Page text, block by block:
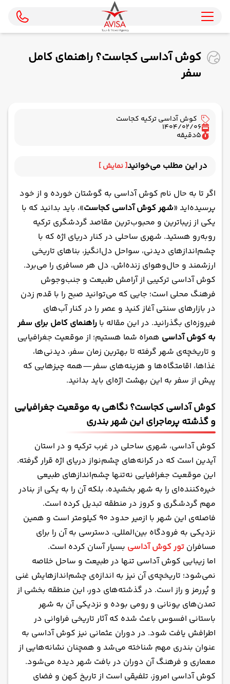
کوش آداسی کجاست؟ راهنمای کامل
سفر
کوش آداسی ترکیه کجاست
1404/02/06
5دقیقه
در این مطلب می‌خوانید[ نمایش ]
و گذشته‌ پرماجرای این شهر بندری
آب و هوای کوش آداسی؛ جایی برای آفتاب‌ دوستان
بهترین زمان سفر به کوش آداسی؛ میان آرامش بهار و
رنگ های پاییز
اقامت در کوش آداسی؛ دنیایی از هتل های لوکس با
خدمات All و UAll
جاهای دیدنی کوش آداسی؛ از تاریخ باستان تا سواحل
رویایی
رستوران‌ های کوش آداسی؛ طعم مدیترانه در هر لقمه
غذاهای محلی که در کوش آداسی باید تجربه کرد!
هزینه سفر به کوش آداسی؛ با تور یا بدون تور، کدام
یک بهتر است؟
مراکز خرید کوش آداسی؛ جایی برای خرید خاطرات و
سوغاتی های خاص
سوغات و صنایع دستی کوش آداسی؛ هدیه ای از دل
فرهنگ ترکیه
موارد ضروری در سفر به کوش آداسی
حمل و نقل شهری در کوش آداسی؛ راحتی در جابجایی
آیا کوش آداسی فرودگاه بین المللی دارد؟
کوش آداسی، بهشت آبی ترکیه در انتظار شماست!
اگر تا به حال نام کوش آداسی به گوشتان خورده و از خود
پرسیده‌اید «شهر کوش آداسی کجاست»، باید بدانید که با
یکی از زیباترین و محبوب‌ترین مقاصد گردشگری ترکیه
روبه‌رو هستید. شهری ساحلی در کنار دریای اژه که با
چشم‌اندازهای دیدنی، سواحل دل‌انگیز، بناهای تاریخی
ارزشمند و حال‌وهوای زنده‌اش، دل هر مسافری را می‌برد.
کوش آداسی ترکیبی از آرامش طبیعت و جنب‌وجوش
فرهنگ محلی است؛ جایی که می‌توانید صبح را با قدم زدن
در بازارهای سنتی آغاز کنید و عصر را در کنار آب‌های
فیروزه‌ای بگذرانید. در این مقاله با راهنمای کامل برای سفر
به کوش آداسی همراه شما هستیم؛ از موقعیت جغرافیایی
و تاریخچه‌ی شهر گرفته تا بهترین زمان سفر، دیدنی‌ها،
غذاها، اقامتگاه‌ها و هزینه‌های سفر—همه چیزهایی که
پیش از سفر به این بهشت اژه‌ای باید بدانید.
کوش آداسی کجاست؟ نگاهی به موقعیت جغرافیایی
و گذشته‌ پرماجرای این شهر بندری
کوش آداسی، شهری ساحلی در غرب ترکیه و در استان
آیدین است که در کرانه‌های چشم‌نواز دریای اژه قرار گرفته.
این موقعیت جغرافیایی نه‌تنها چشم‌اندازهای طبیعی
خیره‌کننده‌ای را به شهر بخشیده، بلکه آن را به یکی از بنادر
مهم گردشگری و کروز در منطقه تبدیل کرده است.
فاصله‌ی این شهر با ازمیر حدود ۹۰ کیلومتر است و همین
نزدیکی به فرودگاه بین‌المللی، دسترسی به آن را برای
مسافران تور کوش آداسی بسیار آسان کرده است.
اما زیبایی کوش آداسی تنها در طبیعت و ساحل خلاصه
نمی‌شود؛ تاریخچه‌ی آن نیز به اندازه‌ی چشم‌اندازهایش غنی
و پُررمز و راز است. در گذشته‌های دور، این منطقه بخشی از
تمدن‌های یونانی و رومی بوده و نزدیکی آن به شهر
باستانی افسوس باعث شده که آثار تاریخی فراوانی در
اطرافش یافت شود. در دوران عثمانی نیز کوش آداسی به
عنوان بندری مهم شناخته می‌شد و همچنان نشانه‌هایی از
معماری و فرهنگ آن دوران در بافت شهر دیده می‌شود.
کوش آداسی امروز، تلفیقی است از تاریخ کهن و فضای